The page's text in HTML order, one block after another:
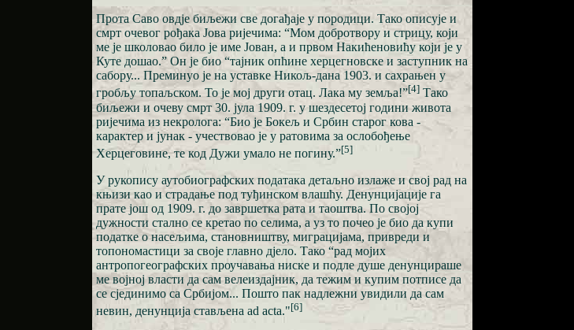
Прота Саво овдје биљежи све догађаје у породици. Тако описује и
смрт очевог рођака Јова ријечима: “Мом добротвору и стрицу, који
ме је школовао било је име Јован, а и првом Накићеновићу који је у
Куте дошао.” Он је био “тајник опћине херцегновске и заступник на
сабору... Преминуо је на уставке Никољ-дана 1903. и сахрањен у
гробљу топаљском. То је мој други отац. Лака му земља!”[4] Тако
биљежи и очеву смрт 30. јула 1909. г. у шездесетој години живота
ријечима из некролога: “Био је Бокељ и Србин старог кова -
карактер и јунак - учествовао је у ратовима за ослобођење
Херцеговине, те код Дужи умало не погину.”[5]
У рукопису аутобиографских података детаљно излаже и свој рад на
књизи као и страдање под туђинском влашћу. Денунцијације га
прате још од 1909. г. до завршетка рата и таоштва. По својој
дужности стално се кретао по селима, а уз то почео је био да купи
податке о насељима, становништву, миграцијама, привреди и
топономастици за своје главно дјело. Тако “рад мојих
антропогеографских проучавања ниске и подле душе денунцираше
ме војној власти да сам велеиздајник, да тежим и купим потписе да
се сјединимо са Србијом... Пошто пак надлежни увидили да сам
невин, денунција стављена ad acta."[6]